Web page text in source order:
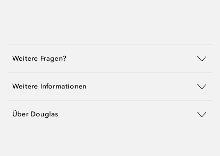
Weitere Fragen?
Weitere Informationen
Über Douglas